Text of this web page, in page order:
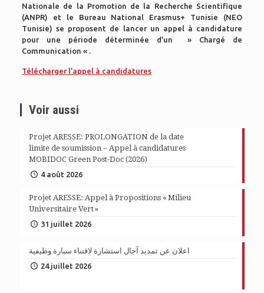
Nationale de la Promotion de la Recherche Scientifique
(ANPR) et le Bureau National Erasmus+ Tunisie (NEO
Tunisie) se proposent de lancer un appel à candidature
pour une période déterminée d’un » Chargé de
Communication « .
Télécharger l’appel à candidatures
Voir aussi
Projet ARESSE: PROLONGATION de la date
limite de soumission – Appel à candidatures
MOBIDOC Green Post-Doc (2026)
4 août 2026
Projet ARESSE: Appel à Propositions « Milieu
Universitaire Vert »
31 juillet 2026
اعلان عن تمديد آجال استشارة لاقتناء سيارة وظيفية
24 juillet 2026